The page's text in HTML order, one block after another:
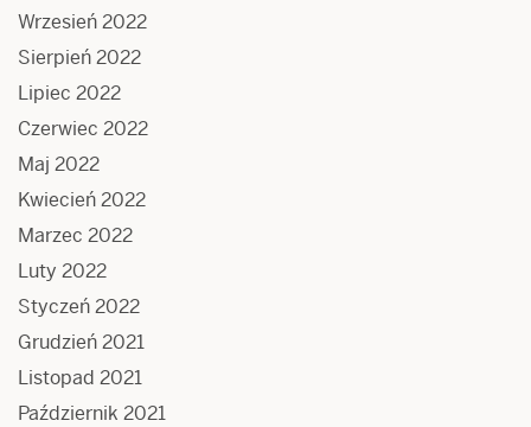
Wrzesień 2022
Sierpień 2022
Lipiec 2022
Czerwiec 2022
Maj 2022
Kwiecień 2022
Marzec 2022
Luty 2022
Styczeń 2022
Grudzień 2021
Listopad 2021
Październik 2021